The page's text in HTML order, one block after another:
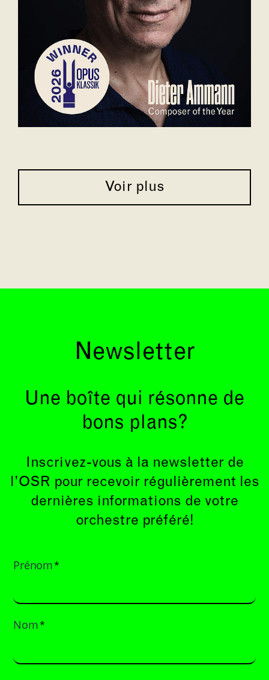
Voir plus
Newsletter
Une boîte qui résonne de
bons plans?
Inscrivez-vous à la newsletter de
l’OSR pour recevoir régulièrement les
dernières informations de votre
orchestre préféré!
Prénom*
Nom*